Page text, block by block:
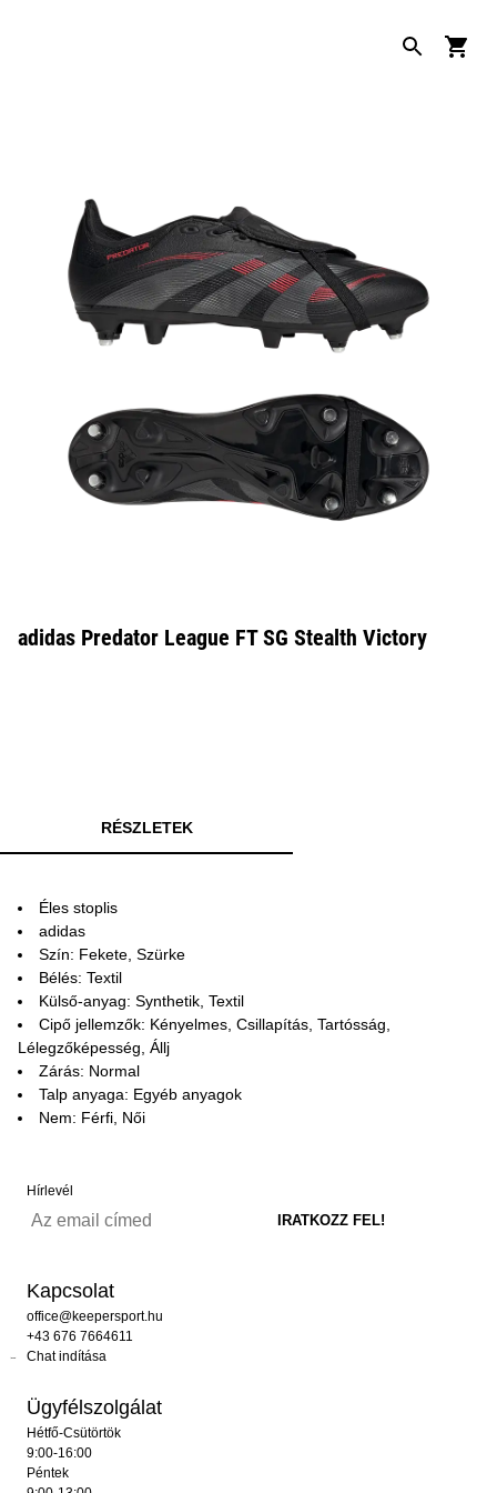
adidas Predator League FT SG Stealth Victory
RÉSZLETEK
Éles stoplis
adidas
Szín: Fekete, Szürke
Bélés: Textil
Külső-anyag: Synthetik, Textil
Cipő jellemzők: Kényelmes, Csillapítás, Tartósság,
Lélegzőképesség, Állj
Zárás: Normal
Talp anyaga: Egyéb anyagok
Nem: Férfi, Női
Hírlevél
Kapcsolat
office@keepersport.hu
+43 676 7664611
Chat indítása
Ügyfélszolgálat
Hétfő-Csütörtök
9:00-16:00
Péntek